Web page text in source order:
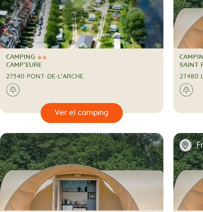
2 Estrellas
CAMPING
CAMPING
CAMP’EURE
27340 PONT-DE-L'ARCHE
🌲
3
SAINT
27480
🌲
Ver el camping 🔍
📍